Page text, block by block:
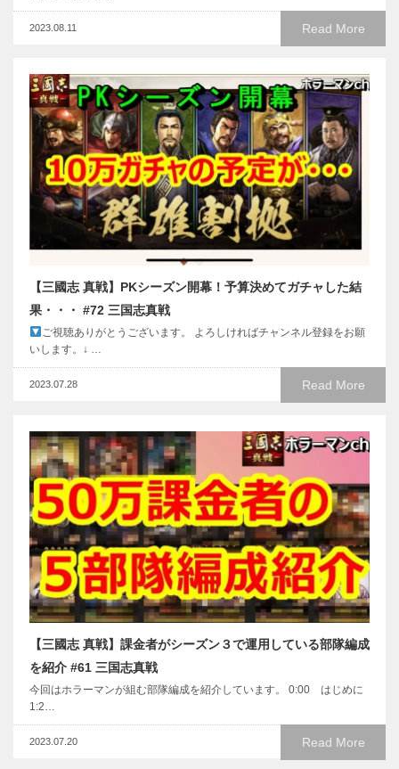
Read More
2023.08.11
【三國志 真戦】PKシーズン開幕！予算決めてガチャした結
果・・・ #72 三国志真戦
ご視聴ありがとうございます。 よろしければチャンネル登録をお願
いします。↓ …
Read More
2023.07.28
【三國志 真戦】課金者がシーズン３で運用している部隊編成
を紹介 #61 三国志真戦
今回はホラーマンが組む部隊編成を紹介しています。 0:00 はじめに
1:2…
Read More
2023.07.20